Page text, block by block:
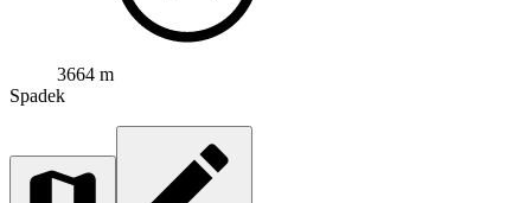
3664 m
Spadek